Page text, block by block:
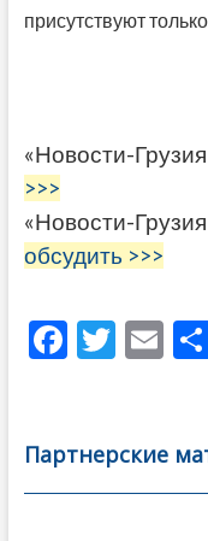
присутствуют
«Новости-
>>>
«Новости-
обсудить >>>
F
b
o
T
er
E
l
Партнерские